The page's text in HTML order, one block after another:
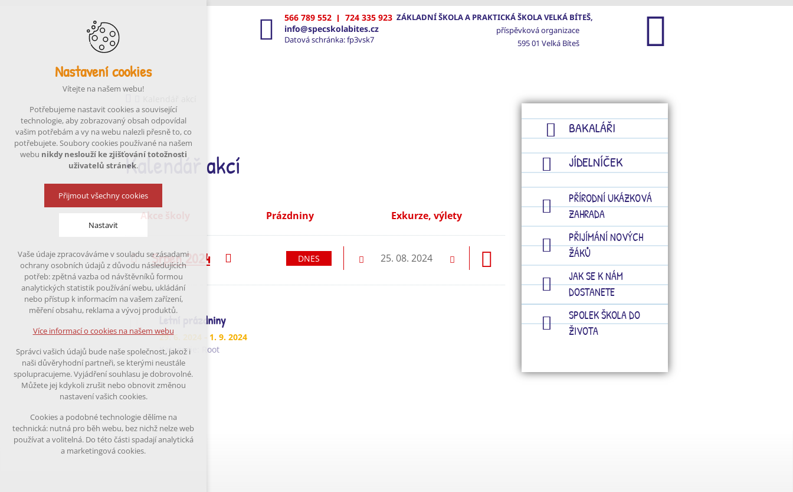
566 789 552
724 335 923
info@specskolabites.cz
Datová schránka: fp3vsk7
ZÁKLADNÍ ŠKOLA A PRAKTICKÁ ŠKOLA VELKÁ BÍTEŠ,
příspěvková organizace
595 01 Velká Bíteš
Kalendář akcí
Akce školy Prázdniny Exkurze, výlety
Předchozí
Srpen 2024 DNES Předchozí
25. 08. 2024
Letní prázdniny
29. 6. 2024
- 1. 9. 2024
Kategorie:
Root
BAKALÁŘI
JÍDELNÍČEK
PŘÍRODNÍ UKÁZKOVÁ
ZAHRADA
PŘIJÍMÁNÍ NOVÝCH
ŽÁKŮ
JAK SE K NÁM
DOSTANETE
SPOLEK ŠKOLA DO
ŽIVOTA
Nastavení cookies
Vítejte na našem webu!
Potřebujeme nastavit cookies a související
technologie, aby zobrazovaný obsah odpovídal
vašim potřebám a vy na webu nalezli přesně to, co
potřebujete. Soubory cookies používané na našem
webu nikdy neslouží ke zjišťování totožnosti
uživatelů stránek.
Přijmout všechny cookies
Nastavit
Technická cookies
nutná pro provozování webu
udržení kontextu stránek (session):
případná přihlášení, volby jazyka, apod.
Volitelná cookies
analytická pro anonymizované vyhodnocení
návštěvnosti
marketingová cookies (Google)
Více informací o cookies na našem webu
Odmítnout vše
Vaše údaje zpracováváme v souladu se zásadami
ochrany osobních údajů z důvodu následujících
potřeb: zpětná vazba od návštěvníků formou
analytických statistik používání webu, ukládání
nebo přístup k informacím na vašem zařízení,
měření obsahu, reklama a vývoj produktů.
Více informací o cookies na našem webu
Správci vašich údajů bude naše společnost, jakož i
naši důvěryhodní partneři, se kterými neustále
spolupracujeme. Vyjádření souhlasu je dobrovolné.
Můžete jej kdykoli zrušit nebo obnovit změnou
nastavení vašich cookies.
Cookies a podobné technologie dělíme na
technická: nutná pro běh webu, bez nichž nelze web
používat a volitelná. Do této části spadají analytická
a marketingová cookies.